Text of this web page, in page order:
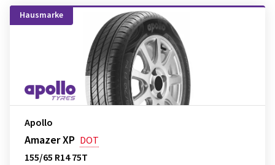
Hausmarke
Apollo
Amazer XP DOT
155/65 R14 75T